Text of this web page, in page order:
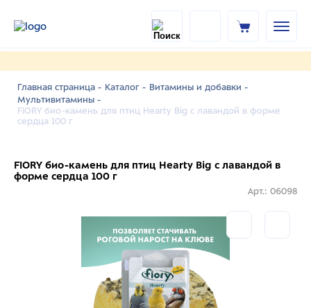
Главная страница - Каталог - Витамины и добавки -
Мультивитамины -
FIORY био-камень для птиц Hearty Big с лавандой в форме
сердца 100 г
FIORY био-камень для птиц Hearty Big с лавандой в
форме сердца 100 г
Арт.: 06098